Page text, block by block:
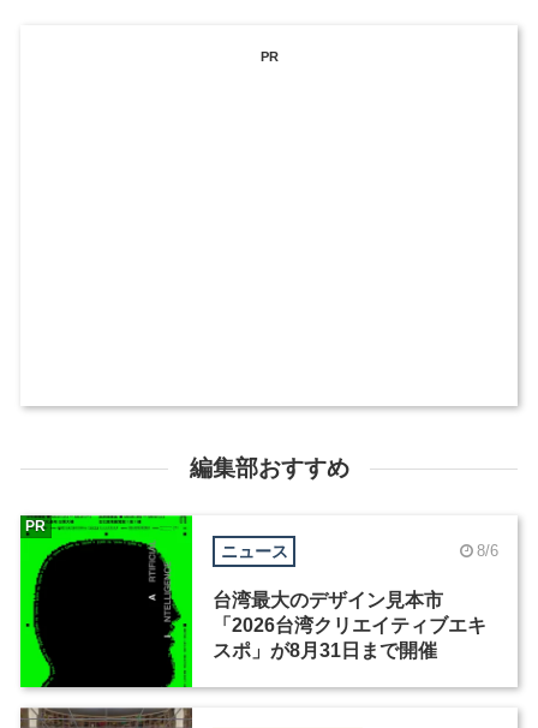
PR
編集部おすすめ
ニュース 8/6
台湾最大のデザイン見本市
「2026台湾クリエイティブエキ
スポ」が8月31日まで開催
PR